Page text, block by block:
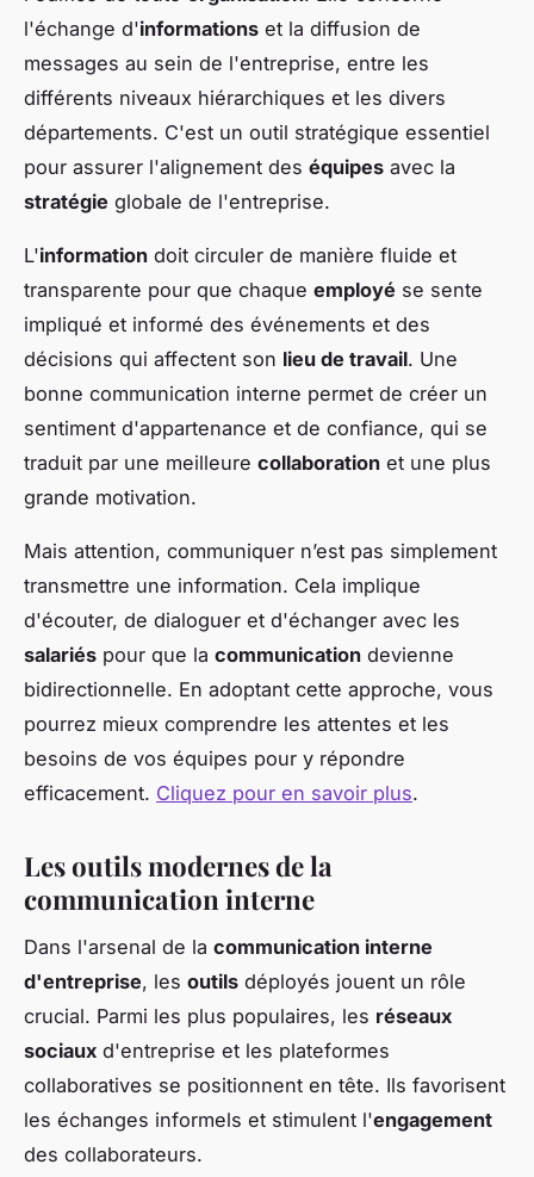
l'échange d'informations et la diffusion de
messages au sein de l'entreprise, entre les
différents niveaux hiérarchiques et les divers
départements. C'est un outil stratégique essentiel
pour assurer l'alignement des équipes avec la
stratégie globale de l'entreprise.
L'information doit circuler de manière fluide et
transparente pour que chaque employé se sente
impliqué et informé des événements et des
décisions qui affectent son lieu de travail. Une
bonne communication interne permet de créer un
sentiment d'appartenance et de confiance, qui se
traduit par une meilleure collaboration et une plus
grande motivation.
Mais attention, communiquer n’est pas simplement
transmettre une information. Cela implique
d'écouter, de dialoguer et d'échanger avec les
salariés pour que la communication devienne
bidirectionnelle. En adoptant cette approche, vous
pourrez mieux comprendre les attentes et les
besoins de vos équipes pour y répondre
efficacement. Cliquez pour en savoir plus.
Les outils modernes de la
communication interne
Dans l'arsenal de la communication interne
d'entreprise, les outils déployés jouent un rôle
crucial. Parmi les plus populaires, les réseaux
sociaux d'entreprise et les plateformes
collaboratives se positionnent en tête. Ils favorisent
les échanges informels et stimulent l'engagement
des collaborateurs.